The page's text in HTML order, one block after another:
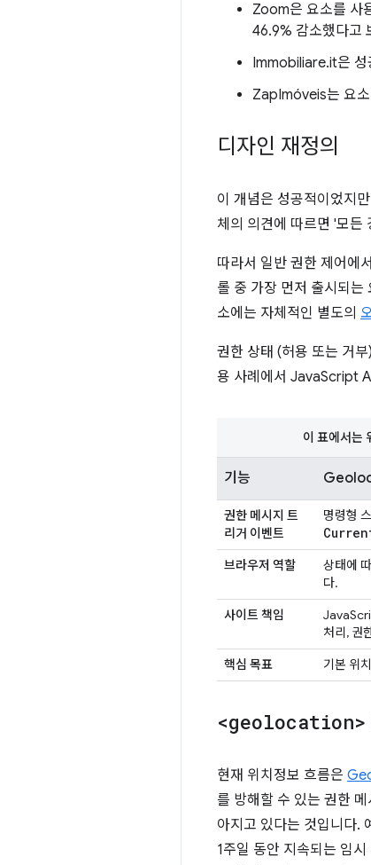
Zoom은 요소를 사
46.9% 감소했다고
Immobiliare.it은 성
ZapImóveis는 요
디자인 재정의
이 개념은 성공적이었지
체의 의견에 따르면 '모든
따라서 일반 권한 제어에
롤 중 가장 먼저 출시되는
소에는 자체적인 별도의
권한 상태 (허용 또는 거
용 사례에서 JavaScript
이 표에서는
기능
권한 메시지 트
리거 이벤트
명령형
브라우저 역할
상태에
다.
사이트 책임
처리, 권
핵심 목표 기본 위
<geolocation>
현재 위치정보 흐름은
를 방해할 수 있는 권한
아지고 있다는 것입니다.
1주일 동안 지속되는 임시